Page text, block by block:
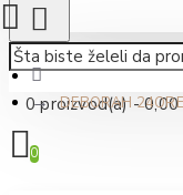
0 proizvod(a) - 0,00
0
DEBORAH